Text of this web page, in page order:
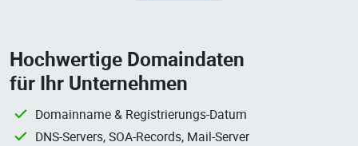
Hochwertige Domaindaten
für Ihr Unternehmen
Domainname & Registrierungs-Datum
DNS-Servers, SOA-Records, Mail-Server